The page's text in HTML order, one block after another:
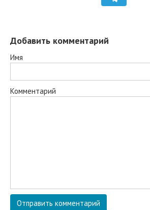
Добавить комментарий
Имя
Комментарий